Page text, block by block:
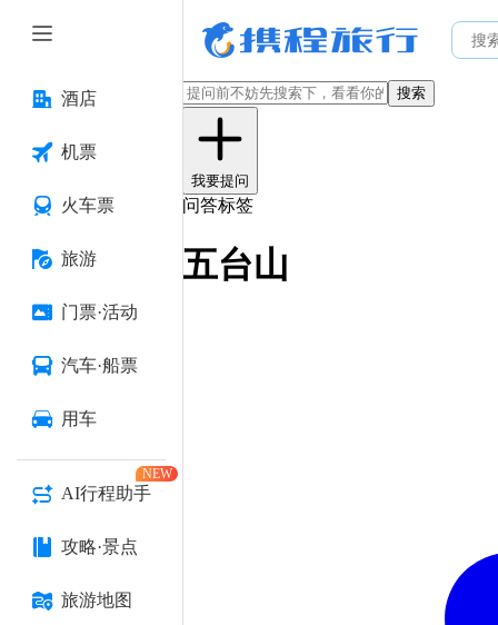
酒店
机票
火车票
旅游
门票·活动
汽车·船票
用车
AI行程助手
NEW
攻略·景点
旅游地图
搜索
我要提问
问答标签
五台山